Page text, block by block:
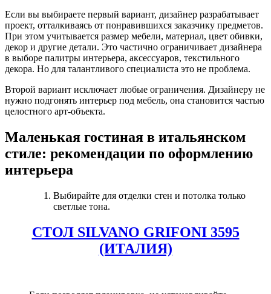
Если вы выбираете первый вариант, дизайнер разрабатывает
проект, отталкиваясь от понравившихся заказчику предметов.
При этом учитывается размер мебели, материал, цвет обивки,
декор и другие детали. Это частично ограничивает дизайнера
в выборе палитры интерьера, аксессуаров, текстильного
декора. Но для талантливого специалиста это не проблема.
Второй вариант исключает любые ограничения. Дизайнеру не
нужно подгонять интерьер под мебель, она становится частью
целостного арт-объекта.
Маленькая гостиная в итальянском
стиле: рекомендации по оформлению
интерьера
Выбирайте для отделки стен и потолка только
светлые тона.
СТОЛ SILVANO GRIFONI 3595
(ИТАЛИЯ)